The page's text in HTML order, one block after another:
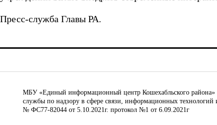
Пресс-служба Главы РА.
МБУ «Единый информационный центр Кошехабльского района»
службы по надзору в сфере связи, информационных
№ ФС77-82044 от 5.10.2021г. протокол №1 от 6.09.2021г